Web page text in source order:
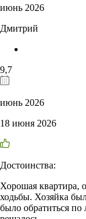
июнь 2026
Дмитрий
9,7
июнь 2026
18 июня 2026
Достоинства:
Хорошая квартира,
ходьбы. Хозяйка
было обратиться